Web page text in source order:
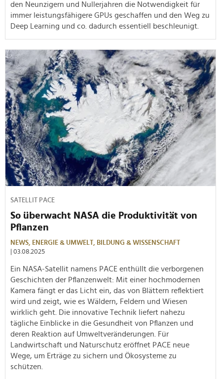
den Neunzigern und Nullerjahren die Notwendigkeit für
immer leistungsfähigere GPUs geschaffen und den Weg zu
Deep Learning und co. dadurch essentiell beschleunigt.
SATELLIT PACE
So überwacht NASA die Produktivität von
Pflanzen
NEWS, ENERGIE & UMWELT, BILDUNG & WISSENSCHAFT
| 03.08.2025
Ein NASA-Satellit namens PACE enthüllt die verborgenen
Geschichten der Pflanzenwelt: Mit einer hochmodernen
Kamera fängt er das Licht ein, das von Blättern reflektiert
wird und zeigt, wie es Wäldern, Feldern und Wiesen
wirklich geht. Die innovative Technik liefert nahezu
tägliche Einblicke in die Gesundheit von Pflanzen und
deren Reaktion auf Umweltveränderungen. Für
Landwirtschaft und Naturschutz eröffnet PACE neue
Wege, um Erträge zu sichern und Ökosysteme zu
schützen.